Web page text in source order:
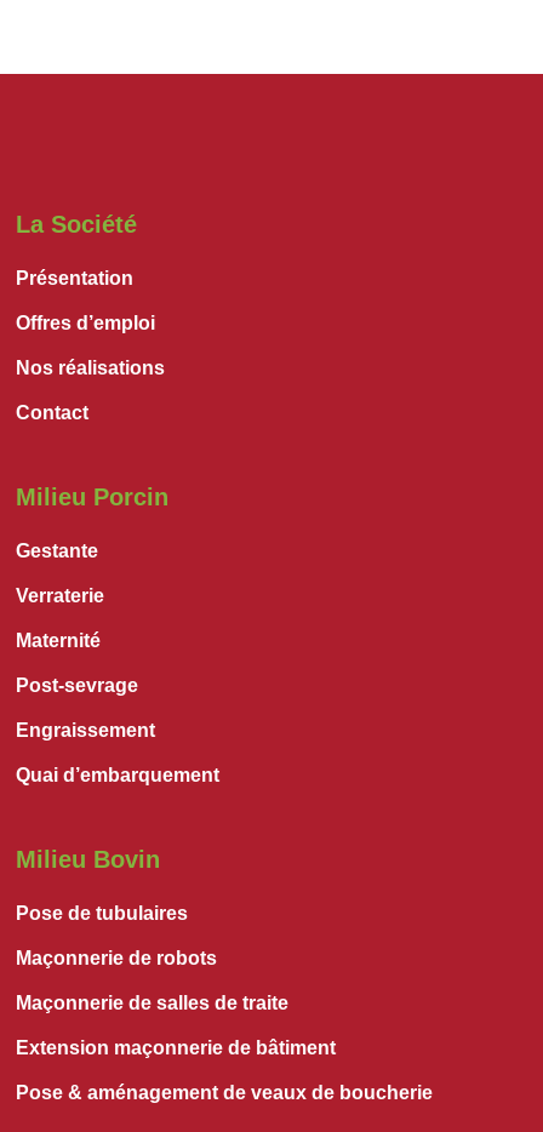
La Société
Présentation
Offres d’emploi
Nos réalisations
Contact
Milieu Porcin
Gestante
Verraterie
Maternité
Post-sevrage
Engraissement
Quai d’embarquement
Milieu Bovin
Pose de tubulaires
Maçonnerie de robots
Maçonnerie de salles de traite
Extension maçonnerie de bâtiment
Pose & aménagement de veaux de boucherie